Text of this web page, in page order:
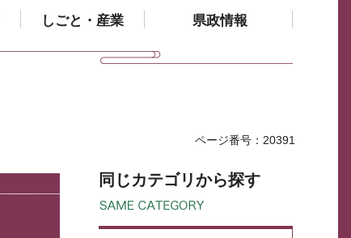
しごと・産業 県政情報
ページ番号：20391
同じカテゴリから探す